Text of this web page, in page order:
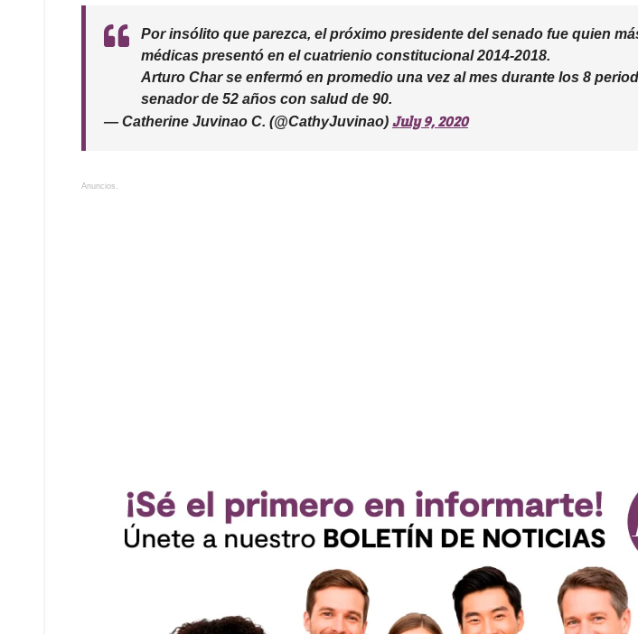
Por insólito que parezca, el próximo presidente del senado fue quien
médicas presentó en el cuatrienio constitucional 2014-2018.
Arturo Char se enfermó en promedio una vez al mes durante los 8
senador de 52 años con salud de 90.
— Catherine Juvinao C. (@CathyJuvinao) July 9, 2020
Anuncios.